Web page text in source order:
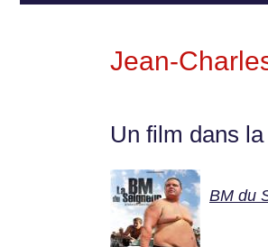
Jean-
Un film dans
BM du